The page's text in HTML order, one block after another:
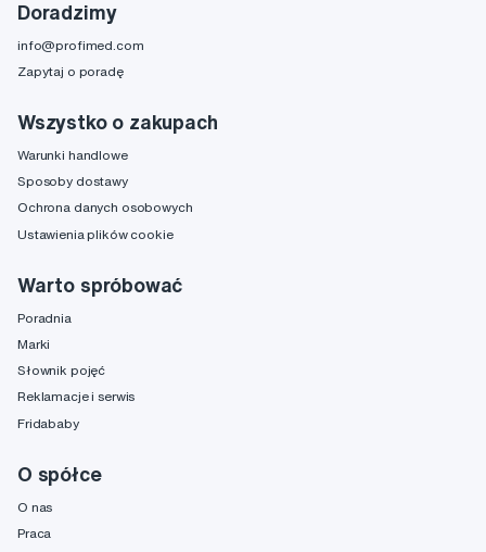
Doradzimy
info@profimed.com
Zapytaj o poradę
Wszystko o zakupach
Warunki handlowe
Sposoby dostawy
Ochrona danych osobowych
Ustawienia plików cookie
Warto spróbować
Poradnia
Marki
Słownik pojęć
Reklamacje i serwis
Fridababy
O spółce
O nas
Praca